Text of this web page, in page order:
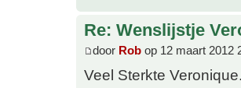
Re: Wenslijstje
door Rob op 12 maart 2012
Veel Sterkte